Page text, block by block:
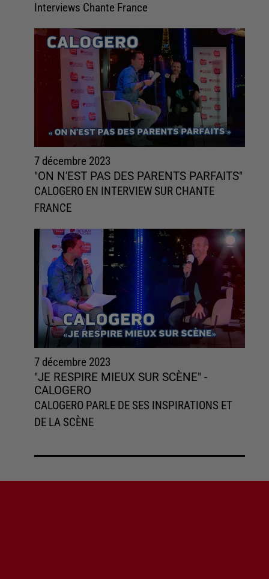
Interviews Chante France
7 décembre 2023
"ON N'EST PAS DES PARENTS PARFAITS"
CALOGERO EN INTERVIEW SUR CHANTE
FRANCE
7 décembre 2023
"JE RESPIRE MIEUX SUR SCÈNE" -
CALOGERO
CALOGERO PARLE DE SES INSPIRATIONS ET
DE LA SCÈNE